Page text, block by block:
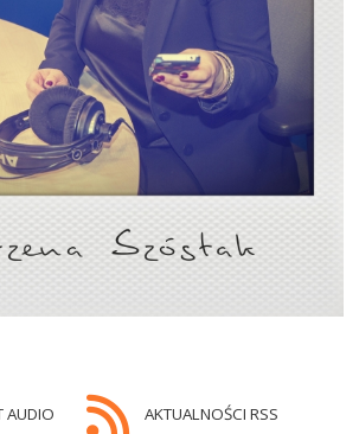
AUDIO AKTUALNOŚCI RSS